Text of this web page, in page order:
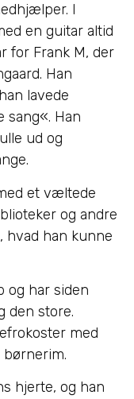
I
en guitar altid
for Frank M, der
Han
lavede
sang«. Han
ud og
et væltede
og andre
hvad han kunne
og har siden
den store.
med
hjerte, og han